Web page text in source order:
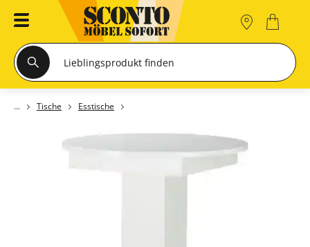
Tische Esstische